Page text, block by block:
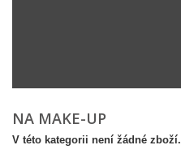
NA MAKE-UP
V této kategorii není žádné zboží.